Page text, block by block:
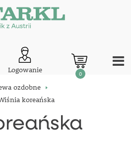
Logowanie 0
ozdobne
koreańska